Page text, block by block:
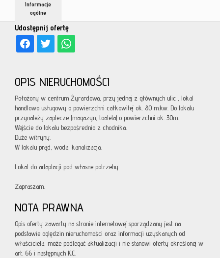
Udostępnij ofertę
Informacje
ogólne
OPIS NIERUCHOMOŚCI
Położony w centrum Żyrardowa, przy jednej z głównych ulic , lokal
handlowo usługowy o powierzchni całkowitej ok. 80 m.kw. Do lokalu
przynależy zaplecze (magazyn, toaleta) o powierzchni ok. 30m.
Wejście do lokalu bezpośrednio z chodnika.
Duże witryny.
W lokalu prąd, woda, kanalizacja.
Lokal do adaptacji pod własne potrzeby.
Zapraszam.
NOTA PRAWNA
Opis oferty zawarty na stronie internetowej sporządzany jest na
podstawie oględzin nieruchomości oraz informacji uzyskanych od
właściciela, może podlegać aktualizacji i nie stanowi oferty określonej w
art. 66 i następnych K.C.